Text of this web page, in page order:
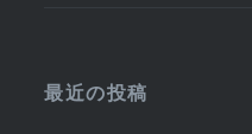
最近の投稿